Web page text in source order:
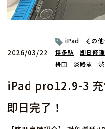
2026/03/22
iPad その
博多駅
即日修理
梅田
淡路駅
iPad pro12.9-3 充
即日完了！